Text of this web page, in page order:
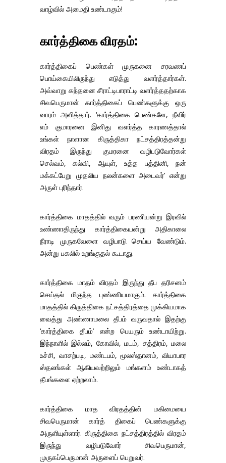
வாழ்வில் அமைதி உண்டாகும்!
கார்த்திகை விரதம்:
கார்த்திகைப் பெண்கள் முருகனை சரவணப்
பொய்கையிலிருந்து எடுத்து வளர்த்தார்கள்.
அவ்வாறு கந்தனை சீராட்டிபாராட்டி வளர்த்ததற்காக
சிவபெருமான் கார்த்திகைப் பெண்களுக்கு ஒரு
வாரம் அளித்தார். ‘கார்த்திகை பெண்களே, நீவிர்
எம் குமாரனை இனிது வளர்த்த காரணத்தால்
உங்கள் நாளான கிருத்திகா நட்சத்திரத்தன்று
விரதம் இருந்து குமரனை வழிபடுவோர்கள்
செல்வம், கல்வி, ஆயுள், உத்த பத்தினி, நன்
மக்கட்பேறு முதலிய நலன்களை அடைவர்’ என்று
அருள் புரிந்தார்.
கார்த்திகை மாதத்தில் வரும் பரணியன்று இரவில்
உண்ணாதிருந்து கார்த்திகையன்று அதிகாலை
நீராடி முருகவேளை வழிபாடு செய்ய வேண்டும்.
அன்று பகலில் உறங்குதல் கூடாது.
கார்த்திகை மாதம் விரதம் இருந்து தீப தரிசனம்
செய்தல் மிகுந்த புண்ணியமாகும். கார்த்திகை
மாதத்தில் கிருத்திகை நட்சத்திரத்தை முக்கியமாக
வைத்து அண்ணாமலை தீபம் வருவதால் இதற்கு
‘கார்த்திகை தீபம்’ என்ற பெயரும் உண்டாயிற்று.
இந்நாளில் இல்லம், கோவில், மடம், சத்திரம், மலை
உச்சி, வாசற்படி, மண்டபம், மூலஸ்தானம், வியாபார
ஸ்தலங்கள் ஆகியவற்றிலும் மங்களம் உண்டாகத்
தீபங்களை ஏற்றலாம்.
கார்த்திகை மாத விரதத்தின் மகிமையை
சிவபெருமான் கார்த் திகைப் பெண்களுக்கு
அருளியுள்ளார். கிருத்திகை நட்சத்திரத்தில் விரதம்
இருந்து வழிபடுவோர் சிவபெருமான்,
முருகப்பெருமான் அருளைப் பெறுவர்.